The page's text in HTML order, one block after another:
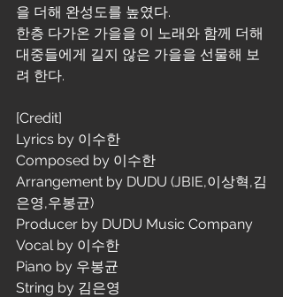
을 더해 완성도를 높였다.
한층 다가온 가을을 이 노래와 함께 더해
대중들에게 길지 않은 가을을 선물해 보
려 한다.
[Credit]
Lyrics by 이수한
Composed by 이수한
Arrangement by DUDU (JBIE,이상혁,김
은영,우봉균)
Producer by DUDU Music Company
Vocal by 이수한
Piano by 우봉균
String by 김은영